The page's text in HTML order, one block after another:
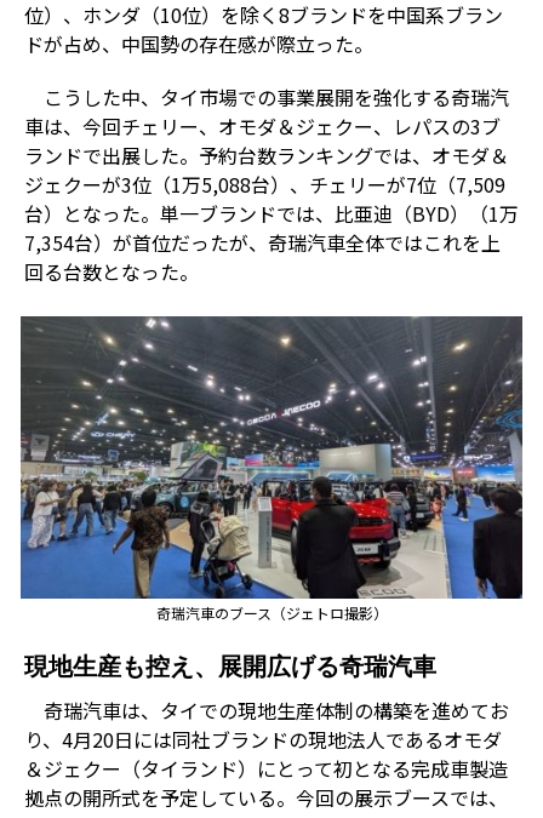
位）、ホンダ（10位）を除く8ブランドを中国系ブラン
ドが占め、中国勢の存在感が際立った。
こうした中、タイ市場での事業展開を強化する奇瑞汽
車は、今回チェリー、オモダ＆ジェクー、レパスの3ブ
ランドで出展した。予約台数ランキングでは、オモダ＆
ジェクーが3位（1万5,088台）、チェリーが7位（7,509
台）となった。単一ブランドでは、比亜迪（BYD）（1万
7,354台）が首位だったが、奇瑞汽車全体ではこれを上
回る台数となった。
奇瑞汽車のブース（ジェトロ撮影）
現地生産も控え、展開広げる奇瑞汽車
奇瑞汽車は、タイでの現地生産体制の構築を進めてお
り、 4月20日には同社ブランドの現地法人であるオモダ
＆ジェクー（タイランド）にとって初となる完成車製造
拠点の開所式を予定している。今回の展示ブースでは、